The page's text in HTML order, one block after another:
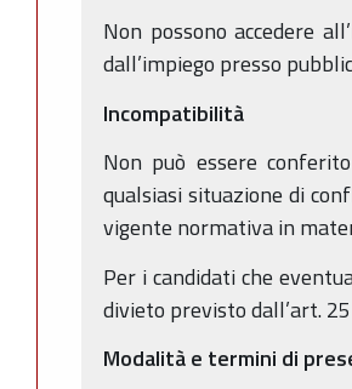
Non possono accedere
dall’impiego presso
Incompatibilità
Non può essere
qualsiasi situazione di
vigente normativa in
Per i candidati che
divieto previsto dall’art.
Modalità e termini di